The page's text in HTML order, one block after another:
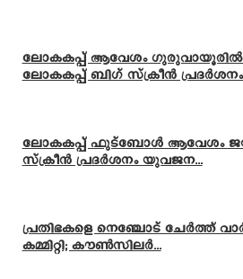
ലോകകപ്പ് ആവേശം
ലോകകപ്പ് ബിഗ് സ്ക്രീൻ
ലോകകപ്പ് ഫുട്ബോൾ ആവേശം
സ്ക്രീൻ പ്രദർശനം യുവജന...
പ്രതിഭകളെ നെഞ്ചോട് ചേർത്ത്
കമ്മിറ്റി; കൗൺസിലർ...